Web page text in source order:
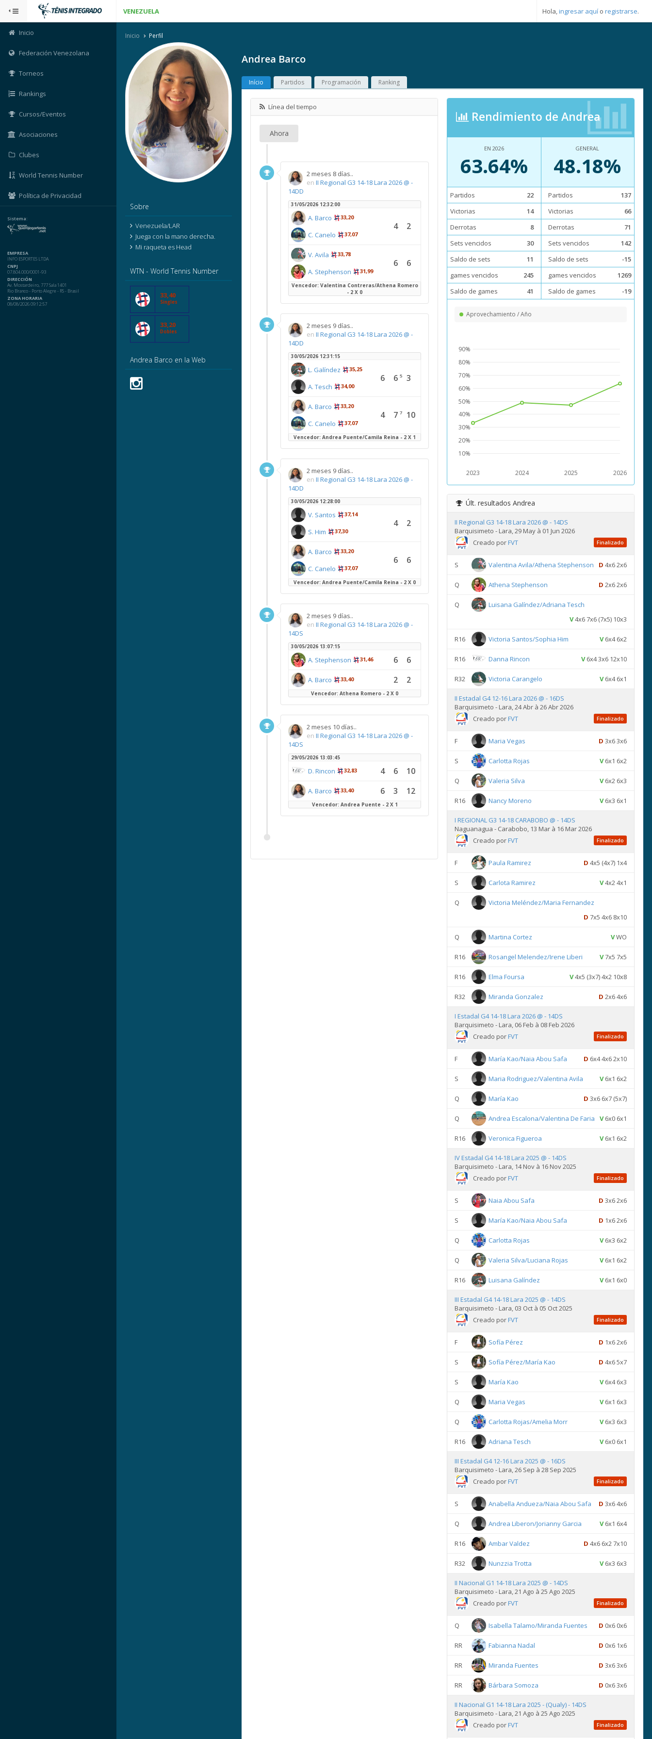
VENEZUELA Hola,ingresar aquí o registrarse.
Inicio
Federación Venezolana
Torneos
Rankings
Cursos/Eventos
Asociaciones
Clubes
World Tennis Number
Política de Privacidad
Sistema:
EMPRESA
INFO ESPORTES LTDA
CNPJ
07.804.000/0001-93
DIRECCIÓN
Av. Mostardeiro, 777 Sala 1401
Rio Branco - Porto Alegre - RS - Brasil
ZONA HORARIA
08/08/2026 09:12:57
Inicio Perfil
Andrea Barco
Sobre
Venezuela/LAR
Juega con la mano derecha.
Mi raqueta es Head
WTN - World Tennis Number
33,40
Singles
33,20
Dobles
Andrea Barco en la Web
Início Partidos Programación Ranking
Línea del tiempo
Ahora
2 meses 8 días..
en II Regional G3 14-18 Lara 2026 @ -
14DD
31/05/2026 12:32:00
A. Barco 33,20
C. Canelo 37,07
4 2
V. Avila 33,78
A. Stephenson 31,99
6 6
Vencedor: Valentina Contreras/Athena Romero
- 2 X 0
2 meses 9 días..
en II Regional G3 14-18 Lara 2026 @ -
14DD
30/05/2026 12:31:15
L. Galíndez 35,25
A. Tesch 34,00
6 6 5 3
A. Barco 33,20
C. Canelo 37,07
4 7 7 10
Vencedor: Andrea Puente/Camila Reina - 2 X 1
2 meses 9 días..
en II Regional G3 14-18 Lara 2026 @ -
14DD
30/05/2026 12:28:00
V. Santos 37,14
S. Him 37,30
4 2
A. Barco 33,20
C. Canelo 37,07
6 6
Vencedor: Andrea Puente/Camila Reina - 2 X 0
2 meses 9 días..
en II Regional G3 14-18 Lara 2026 @ -
14DS
30/05/2026 13:07:15
A. Stephenson 31,46 6 6
A. Barco 33,40 2 2
Vencedor: Athena Romero - 2 X 0
2 meses 10 días..
en II Regional G3 14-18 Lara 2026 @ -
14DS
29/05/2026 13:03:45
D. Rincon 32,83 4 6 10
A. Barco 33,40 6 3 12
Vencedor: Andrea Puente - 2 X 1
Rendimiento de Andrea
EN 2026
63.64%
Partidos
22
Victorias
14
Derrotas
8
Sets vencidos
30
Saldo de sets
11
games vencidos
245
Saldo de games
41
GENERAL
48.18%
Partidos
137
Victorias
66
Derrotas
71
Sets vencidos
142
Saldo de sets
-15
games vencidos
1269
Saldo de games
-19
Aprovechamiento / Año
2023 2024 2025 2026
10%
20%
30%
40%
50%
60%
70%
80%
90%
Últ. resultados Andrea
II Regional G3 14-18 Lara 2026 @ - 14DS
Barquisimeto - Lara, 29 May à 01 Jun 2026
Creado porFVT Finalizado
S Valentina Avila/Athena Stephenson D 4x6 2x6
Q Athena Stephenson D 2x6 2x6
Q
Luisana Galíndez/Adriana Tesch
V4x6 7x6 (7x5) 10x3
R16 Victoria Santos/Sophia Him V6x4 6x2
R16 Danna Rincon V6x4 3x6 12x10
R32 Victoria Carangelo V6x4 6x1
II Estadal G4 12-16 Lara 2026 @ - 16DS
Barquisimeto - Lara, 24 Abr à 26 Abr 2026
Creado porFVT Finalizado
F Maria Vegas D 3x6 3x6
S Carlotta Rojas V6x1 6x2
Q Valeria Silva V6x2 6x3
R16 Nancy Moreno V6x3 6x1
I REGIONAL G3 14-18 CARABOBO @ - 14DS
Naguanagua - Carabobo, 13 Mar à 16 Mar 2026
Creado porFVT Finalizado
F Paula Ramirez D 4x5 (4x7) 1x4
S Carlota Ramirez V4x2 4x1
Q
Victoria Meléndez/Maria Fernandez
D 7x5 4x6 8x10
Q Martina Cortez VWO
R16 Rosangel Melendez/Irene Liberi V7x5 7x5
R16 Elma Foursa V4x5 (3x7) 4x2 10x8
R32 Miranda Gonzalez D 2x6 4x6
I Estadal G4 14-18 Lara 2026 @ - 14DS
Barquisimeto - Lara, 06 Feb à 08 Feb 2026
Creado porFVT Finalizado
F María Kao/Naia Abou Safa D 6x4 4x6 2x10
S Maria Rodriguez/Valentina Avila V6x1 6x2
Q María Kao D 3x6 6x7 (5x7)
Q Andrea Escalona/Valentina De Faria V6x0 6x1
R16 Veronica Figueroa V6x1 6x2
IV Estadal G4 14-18 Lara 2025 @ - 14DS
Barquisimeto - Lara, 14 Nov à 16 Nov 2025
Creado porFVT Finalizado
S Naia Abou Safa D 3x6 2x6
S María Kao/Naia Abou Safa D 1x6 2x6
Q Carlotta Rojas V6x3 6x2
Q Valeria Silva/Luciana Rojas V6x1 6x2
R16 Luisana Galíndez V6x1 6x0
III Estadal G4 14-18 Lara 2025 @ - 14DS
Barquisimeto - Lara, 03 Oct à 05 Oct 2025
Creado porFVT Finalizado
F Sofía Pérez D 1x6 2x6
S Sofía Pérez/María Kao D 4x6 5x7
S María Kao V6x4 6x3
Q Maria Vegas V6x1 6x3
Q Carlotta Rojas/Amelia Morr V6x3 6x3
R16 Adriana Tesch V6x0 6x1
III Estadal G4 12-16 Lara 2025 @ - 16DS
Barquisimeto - Lara, 26 Sep à 28 Sep 2025
Creado porFVT Finalizado
S Anabella Andueza/Naia Abou Safa D 3x6 4x6
Q Andrea Liberon/Jorianny Garcia V6x1 6x4
R16 Ambar Valdez D 4x6 6x2 7x10
R32 Nunzzia Trotta V6x3 6x3
II Nacional G1 14-18 Lara 2025 @ - 14DS
Barquisimeto - Lara, 21 Ago à 25 Ago 2025
Creado porFVT Finalizado
Q Isabella Talamo/Miranda Fuentes D 0x6 0x6
RR Fabianna Nadal D 0x6 1x6
RR Miranda Fuentes D 3x6 3x6
RR Bárbara Somoza D 0x6 3x6
II Nacional G1 14-18 Lara 2025 - (Qualy) - 14DS
Barquisimeto - Lara, 21 Ago à 25 Ago 2025
Creado porFVT Finalizado